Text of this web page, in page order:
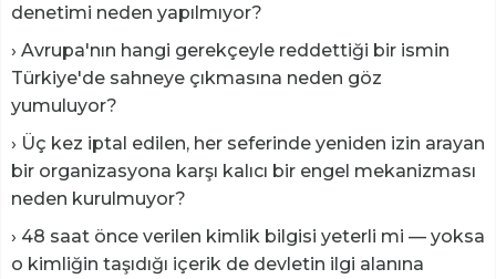
denetimi neden yapılmıyor?
› Avrupa'nın hangi gerekçeyle reddettiği bir ismin
Türkiye'de sahneye çıkmasına neden göz
yumuluyor?
› Üç kez iptal edilen, her seferinde yeniden izin arayan
bir organizasyona karşı kalıcı bir engel mekanizması
neden kurulmuyor?
› 48 saat önce verilen kimlik bilgisi yeterli mi — yoksa
o kimliğin taşıdığı içerik de devletin ilgi alanına